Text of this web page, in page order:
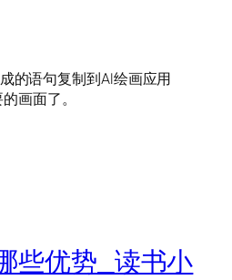
的语句复制到AI绘画应用
画面了。
些优势_读书小